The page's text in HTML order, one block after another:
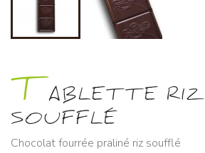
T
ABLETTE RIZ
SOUFFLÉ
Chocolat fourrée praliné riz soufflé